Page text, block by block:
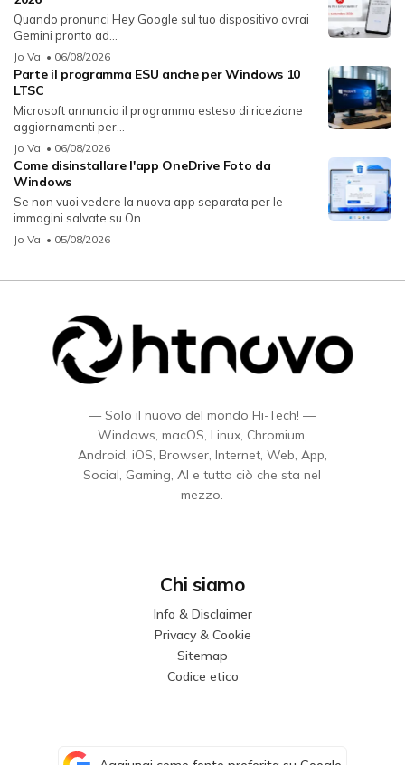
Quando pronunci Hey Google sul tuo dispositivo avrai
Gemini pronto ad...
Jo Val • 06/08/2026
Parte il programma ESU anche per Windows 10
LTSC
Microsoft annuncia il programma esteso di ricezione
aggiornamenti per...
Jo Val • 06/08/2026
Come disinstallare l'app OneDrive Foto da
Windows
Se non vuoi vedere la nuova app separata per le
immagini salvate su On...
Jo Val • 05/08/2026
— Solo il nuovo del mondo Hi-Tech! —
Windows, macOS, Linux, Chromium,
Android, iOS, Browser, Internet, Web, App,
Social, Gaming, AI e tutto ciò che sta nel
mezzo.
Chi siamo
Info & Disclaimer
Privacy & Cookie
Sitemap
Codice etico